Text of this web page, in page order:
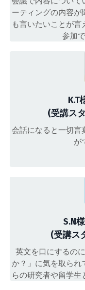
ーティングの内容
も言いたいことが
参加
K.T
(受講ス
会話になると一切言
が
S.N
(受講ス
英文を口にするの
か？」に気を取ら
らの研究者や留学